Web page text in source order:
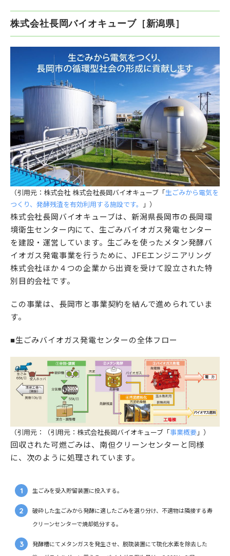
株式会社長岡バイオキューブ［新潟県］
（引用元：株式会社 株式会社長岡バイオキューブ「 生ごみから電気を
つくり、発酵残渣を有効利用する施設です。
」）
株式会社長岡バイオキューブは、新潟県長岡市の長岡環
境衛生センター内にて、生ごみバイオガス発電センター
を建設・運営しています。生ごみを使ったメタン発酵バ
イオガス発電事業を行うために、JFEエンジニアリング
株式会社ほか４つの企業から出資を受けて設立された特
別目的会社です。
この事業は、長岡市と事業契約を結んで進められていま
す。
■生ごみバイオガス発電センターの全体フロー
（引用元：（引用元：株式会社長岡バイオキューブ「 事業概要 」）
回収された可燃ごみは、南但クリーンセンターと同様
に、次のように処理されています。
生ごみを受入貯留装置に投入する。
破砕した生ごみから発酵に適したごみを選り分け、不適物は隣接する寿
クリーンセンターで焼却処分する。
発酵槽にてメタンガスを発生させ、脱硫装置にて硫化水素を除去した